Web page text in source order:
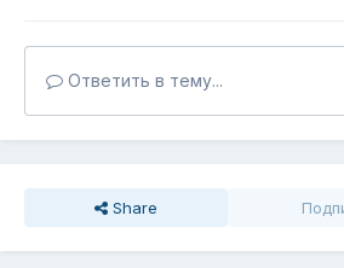
Ответить в тему...
Share